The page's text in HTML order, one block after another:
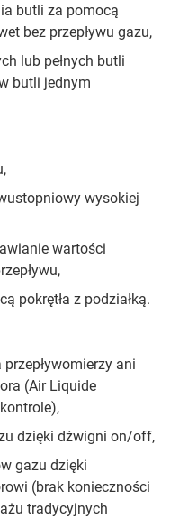
butli za pomocą
bez przepływu gazu,
lub pełnych butli
butli jednym
wysokiej
wartości
pokrętła z podziałką.
ani
(Air Liquide
dzięki dźwigni on/off,
gazu dzięki
(brak konieczności
tradycyjnych